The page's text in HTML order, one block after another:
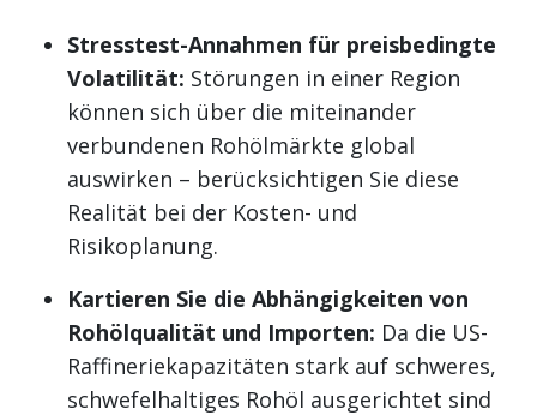
Stresstest-Annahmen für preisbedingte
Volatilität: Störungen in einer Region
können sich über die miteinander
verbundenen Rohölmärkte global
auswirken – berücksichtigen Sie diese
Realität bei der Kosten- und
Risikoplanung.
Kartieren Sie die Abhängigkeiten von
Rohölqualität und Importen: Da die US-
Raffineriekapazitäten stark auf schweres,
schwefelhaltiges Rohöl ausgerichtet sind